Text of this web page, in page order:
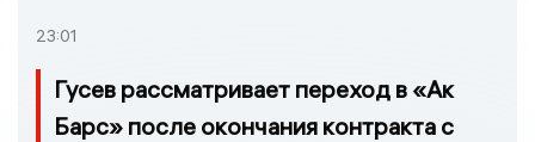
23:01
Гусев рассматривает переход в «Ак
Барс» после окончания контракта с